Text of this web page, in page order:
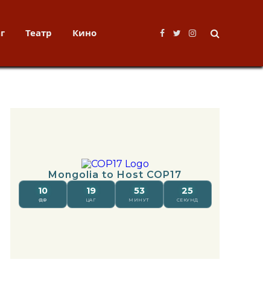
Театр Кино
Facebook
TwitterInstagram